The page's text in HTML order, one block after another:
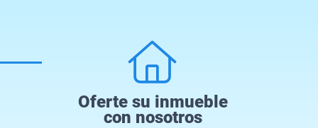
Oferte su inmueble
con nosotros